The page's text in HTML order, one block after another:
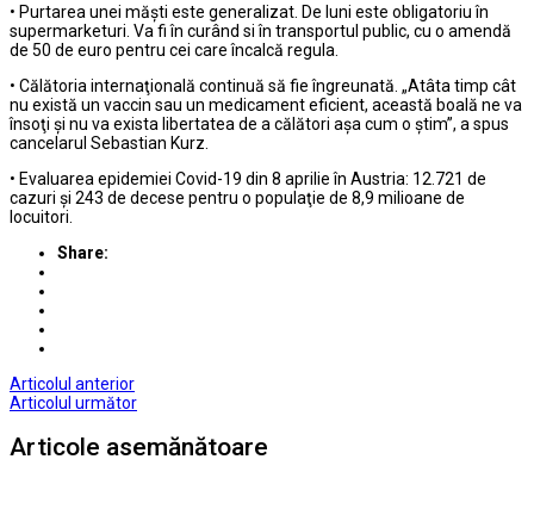
• Purtarea unei măşti este generalizat. De luni este obligatoriu în
supermarketuri. Va fi în curând si în transportul public, cu o amendă
de 50 de euro pentru cei care încalcă regula.
• Călătoria internaţională continuă să fie îngreunată. „Atâta timp cât
nu există un vaccin sau un medicament eficient, această boală ne va
însoţi şi nu va exista libertatea de a călători aşa cum o ştim”, a spus
cancelarul Sebastian Kurz.
• Evaluarea epidemiei Covid-19 din 8 aprilie în Austria: 12.721 de
cazuri şi 243 de decese pentru o populaţie de 8,9 milioane de
locuitori.
Share:
Articolul anterior
Articolul următor
Articole asemănătoare